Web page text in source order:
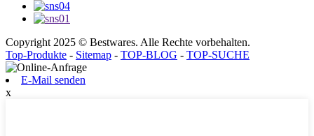
Copyright 2025 © Bestwares. Alle Rechte vorbehalten.
Top-Produkte - Sitemap - TOP-BLOG - TOP-SUCHE
E-Mail senden
x